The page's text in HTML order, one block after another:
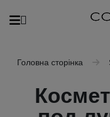
Головна сторінка